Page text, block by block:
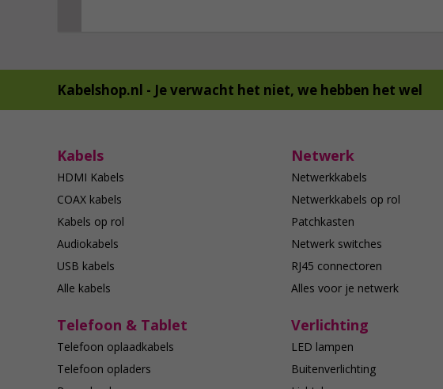
Kabelshop.nl - Je verwacht het niet, we hebben het wel
Kabels
HDMI Kabels
COAX kabels
Kabels op rol
Audiokabels
USB kabels
Alle kabels
Netwerk
Netwerkkabels
Netwerkkabels op rol
Patchkasten
Netwerk switches
RJ45 connectoren
Alles voor je netwerk
Telefoon & Tablet
Telefoon oplaadkabels
Telefoon opladers
Verlichting
LED lampen
Buitenverlichting